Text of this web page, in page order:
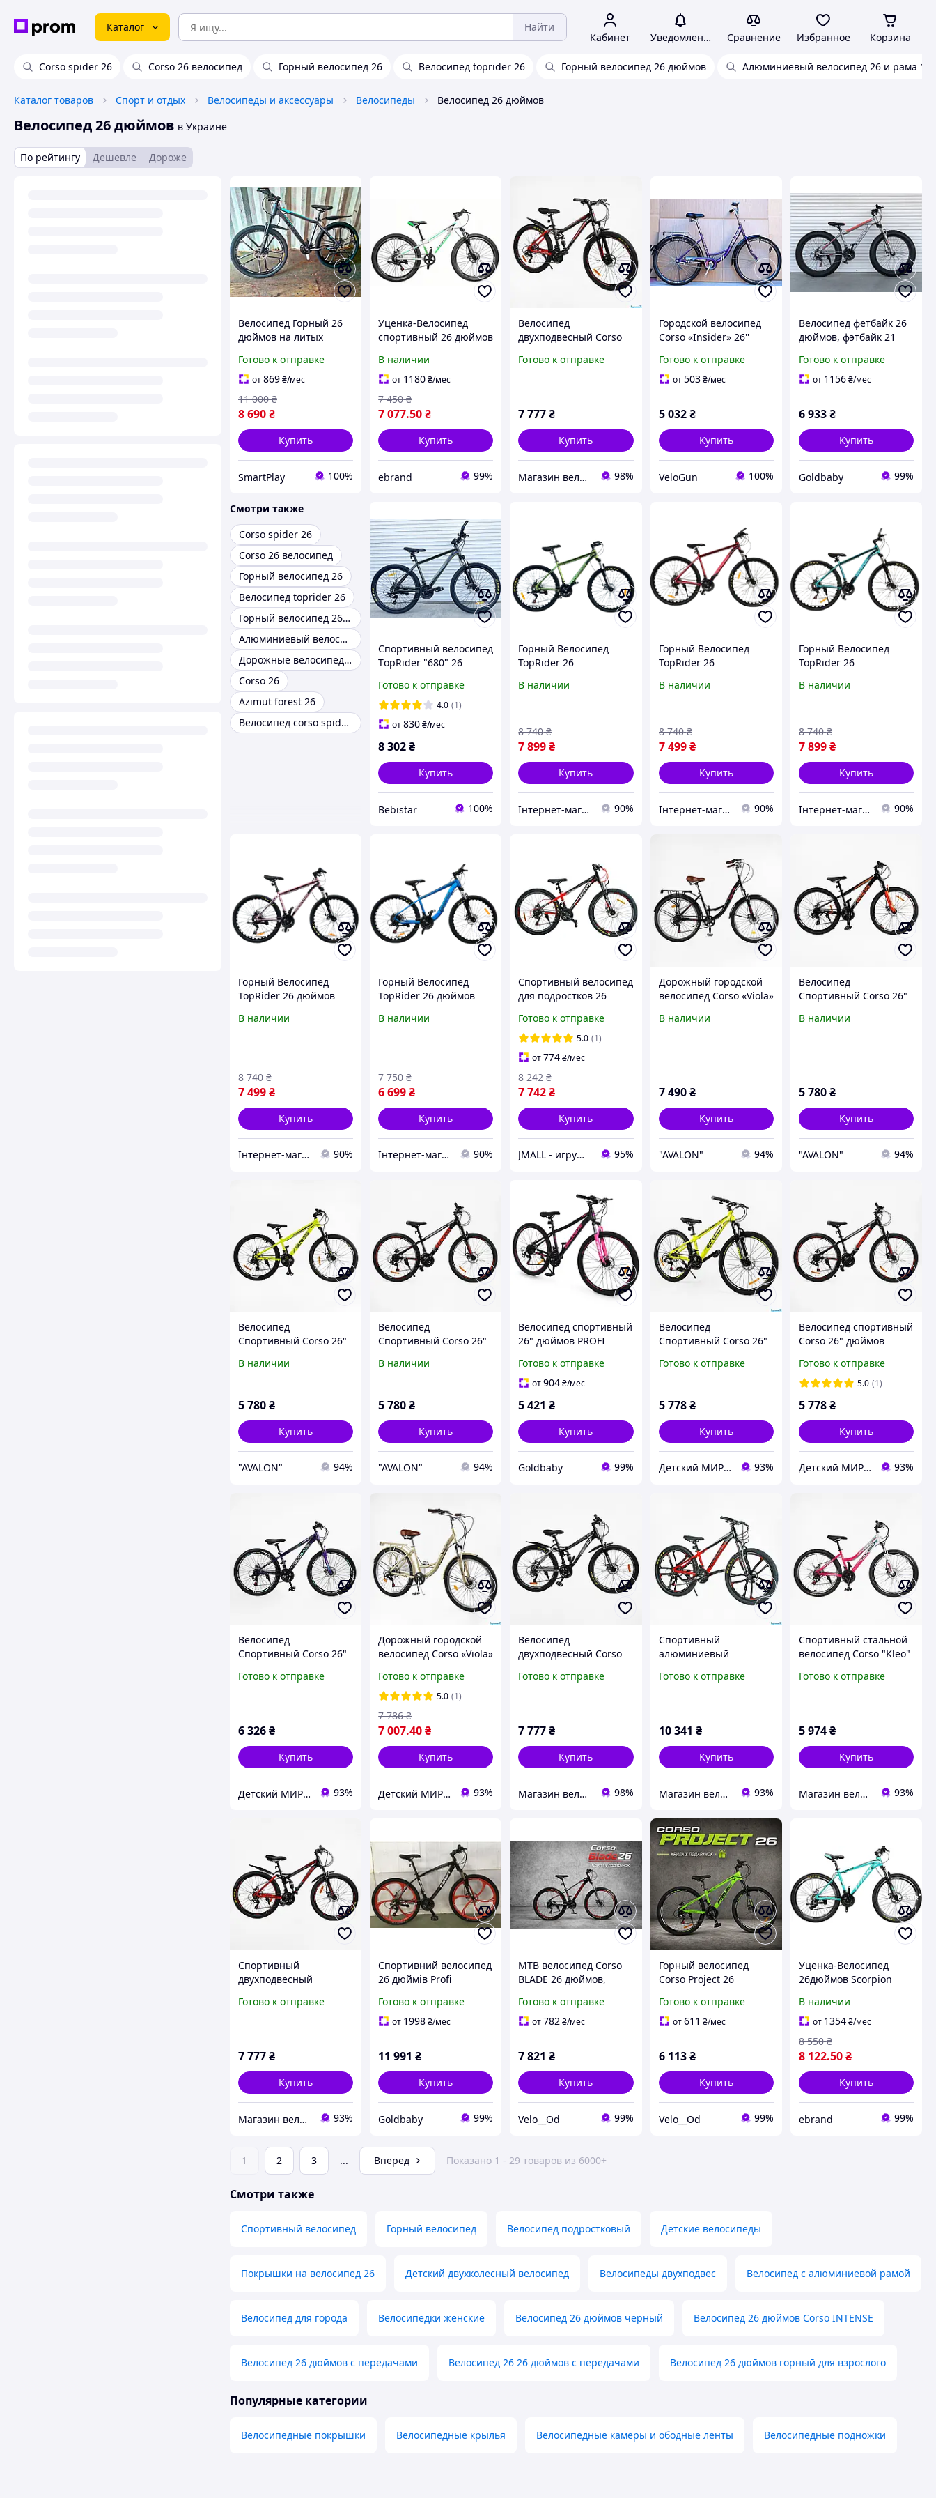
Каталог Найти
Кабинет Уведомления Сравнение Избранное Корзина
Corso spider 26 Corso 26 велосипед Горный велосипед 26 Велосипед toprider 26 Горный велосипед 26 дюймов Алюминиевый велосипед 26 и рама 13
Каталог товаров Спорт и отдых Велосипеды и аксессуары Велосипеды Велосипед 26 дюймов
Велосипед 26 дюймов в Украине
По рейтингу Дешевле Дороже
Велосипед Горный 26
дюймов на литых
Дисковый тормоз 21
скорость
алюминиевый
Готово к отправке
от869₴/мес
8 690₴
11 000 ₴
Купить
SmartPlay 100%
Уценка-Велосипед
спортивный 26 дюймов
192874
В наличии
от 1180₴/мес
7 077.50₴
7 450 ₴
Купить
ebrand 99%
Велосипед
двухподвесный Corso
19087 (1) рама
Готово к отправке
7 777₴
Купить
Магазин велосипедов "Вело 7км" 98%
Городской велосипед
Corso «Insider» 26''
односкоростной,
стальная рама 16.5'',
Готово к отправке
от503 ₴/мес
5 032 ₴
Купить
VeloGun 100%
Велосипед фетбайк 26
дюймов, фэтбайк 21
Готово к отправке
от 1156₴/мес
6 933₴
Купить
Goldbaby 99%
Смотри также
Corso spider 26
Corso 26 велосипед
Горный велосипед 26
Велосипед toprider 26
Горный велосипед 26 дюймов
Алюминиевый велосипед 26 и рама 13
Дорожные велосипеды 26 дюймов
Corso 26
Azimut forest 26
Велосипед corso spider 26
Спортивный велосипед
ТopRider "680" 26
бесплатная доставка
(рост 150-175 см)
Готово к отправке
4.0 (1)
от830₴/мес
8 302₴
Купить
Bebistar 100%
Горный Велосипед
TopRider 26
В наличии
7 899₴
8 740 ₴
Купить
Інтернет-магазин інструментів "ASSUR" 90%
Горный Велосипед
TopRider 26
В наличии
7 499 ₴
8 740 ₴
Купить
Інтернет-магазин інструментів "ASSUR" 90%
Горный Велосипед
TopRider 26
В наличии
7 899₴
8 740 ₴
Купить
Інтернет-магазин інструментів "ASSUR" 90%
Горный Велосипед
TopRider 26 дюймов
В наличии
7 499₴
8 740 ₴
Купить
Інтернет-магазин інструментів "ASSUR" 90%
Горный Велосипед
TopRider 26 дюймов
Синий
В наличии
6 699₴
7 750 ₴
Купить
Інтернет-магазин інструментів "ASSUR" 90%
Спортивный велосипед
для подростков 26
CORSO Ultra Черный с
красным
Готово к отправке
5.0 (1)
от774₴/мес
7 742₴
8 242 ₴
Купить
JMALL - игрушки и товары для детей 95%
Дорожный городской
велосипед Corso «Viola»
рама стальная 17 ,
В наличии
7 490 ₴
Купить
"AVALON" 94%
Велосипед
Спортивный Corso 26"
26050 рама стальная
В наличии
5 780₴
Купить
"AVALON" 94%
Велосипед
Спортивный Corso 26"
26430 рама стальная
В наличии
5 780₴
Купить
"AVALON" 94%
Велосипед
Спортивный Corso 26"
стальная 13 ,
В наличии
5 780₴
Купить
"AVALON" 94%
Велосипед спортивный
26" дюймов PROFI
черно-розовый
Готово к отправке
от904₴/мес
5 421 ₴
Купить
Goldbaby 99%
Велосипед
Спортивный Corso 26"
26049 (1) рама
75%
Готово к отправке
5 778 ₴
Купить
Детский МИР "Вело 7км" 93%
Велосипед спортивный
Corso 26" дюймов
рама стальная 13 ,
SunRun 21 скорость,
Готово к отправке
5.0 (1)
5 778₴
Купить
Детский МИР "Вело 7км" 93%
Велосипед
Спортивный Corso 26"
26105 рама стальная
75%
Готово к отправке
6 326₴
Купить
Детский МИР "Вело 7км" 93%
Дорожный городской
велосипед Corso «Viola»
рама стальная 17 ,
Shimano 21 скорость
Готово к отправке
5.0 (1)
7 007.40₴
7 786 ₴
Купить
Детский МИР "Вело 7км" 93%
Велосипед
двухподвесный Corso
16800 (1) рама
Готово к отправке
7 777₴
Купить
Магазин велосипедов "Вело 7км" 98%
Спортивный
алюминиевый
«Spider» 26" дюймов
21 скорость, собран
Готово к отправке
10 341 ₴
Купить
Магазин велосипедов "VELO STYLE" 93%
Спортивный стальной
велосипед Corso "Kleo"
Saiguan 21 скорость
Готово к отправке
5 974₴
Купить
Магазин велосипедов "VELO STYLE" 93%
Спортивный
двухподвесный
26" дюймов рама
21 скорость
Готово к отправке
7 777₴
Купить
Магазин велосипедов "VELO STYLE" 93%
Спортивний велосипед
26 дюймів Profi
червоний | Алюмінева
рама 17", SHIMANO
Готово к отправке
от 1998₴/мес
11 991 ₴
Купить
Goldbaby 99%
MTB велосипед Corso
BLADE 26 дюймов,
тормоза, легкий
Готово к отправке
от782₴/мес
7 821 ₴
Купить
Velo__Od 99%
Горный велосипед
Corso Project 26
алюминиевая рама, 21
скорость
Готово к отправке
от611 ₴/мес
6 113 ₴
Купить
Velo__Od 99%
Уценка-Велосипед
26дюймов Scorpion
Titan 197380
В наличии
от 1354₴/мес
8 122.50₴
8 550 ₴
Купить
ebrand 99%
1 2 3 ... Вперед Показано 1 - 29 товаров из 6000+
Смотри также
Спортивный велосипед Горный велосипед Велосипед подростковый Детские велосипеды
Покрышки на велосипед 26 Детский двухколесный велосипед Велосипеды двухподвес Велосипед с алюминиевой рамой
Велосипед для города Велосипедки женские Велосипед 26 дюймов черный Велосипед 26 дюймов Corso INTENSE
Велосипед 26 дюймов с передачами Велосипед 26 26 дюймов с передачами Велосипед 26 дюймов горный для взрослого
Популярные категории
Велосипедные покрышки Велосипедные крылья Велосипедные камеры и ободные ленты Велосипедные подножки